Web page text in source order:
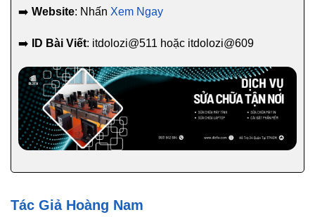
➡️ Website: Nhấn Xem Ngay
➡️ ID Bài Viết: itdolozi@511 hoặc itdolozi@609
Tác Giả Hoàng Nam